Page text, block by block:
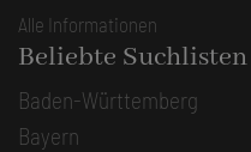
Alle Informationen
Beliebte Suchlisten
Baden-Württemberg
Bayern